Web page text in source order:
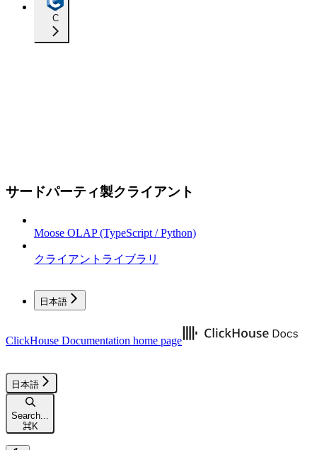
C
サードパーティ製クライアント
Moose OLAP (TypeScript / Python)
クライアントライブラリ
日本語
ClickHouse Documentation home page
日本語
Search...
⌘K